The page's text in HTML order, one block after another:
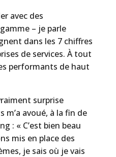
avec des
– je parle
dans les 7 chiffres
de services. À tout
performants de haut
surprise
m’a avoué, à la fin de
: « C’est bien beau
mis en place des
je sais où je vais